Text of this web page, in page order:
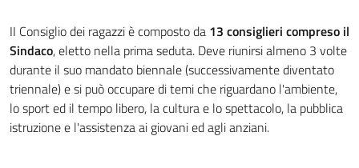
II Consiglio dei ragazzi è composto da 13 consiglieri compreso il
Sindaco, eletto nella prima seduta. Deve riunirsi almeno 3 volte
durante il suo mandato biennale (successivamente diventato
triennale) e si può occupare di temi che riguardano l'ambiente,
lo sport ed il tempo libero, la cultura e lo spettacolo, la pubblica
istruzione e l'assistenza ai giovani ed agli anziani.